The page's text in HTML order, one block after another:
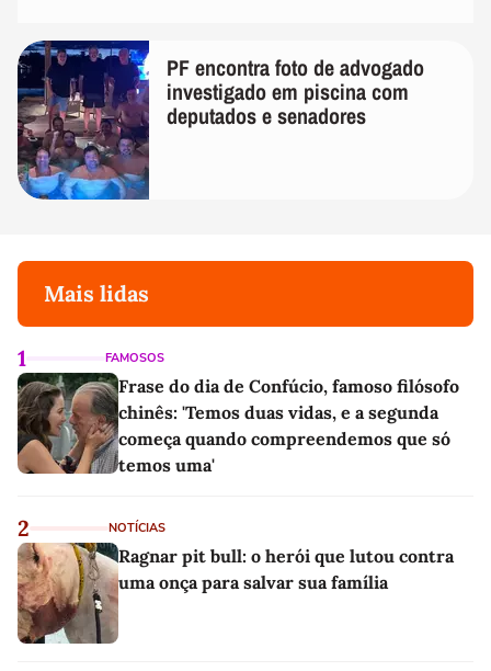
PF encontra foto de advogado
investigado em piscina com
deputados e senadores
Mais lidas
1 FAMOSOS
Frase do dia de Confúcio, famoso filósofo
chinês: 'Temos duas vidas, e a segunda
começa quando compreendemos que só
temos uma'
2 NOTÍCIAS
Ragnar pit bull: o herói que lutou contra
uma onça para salvar sua família